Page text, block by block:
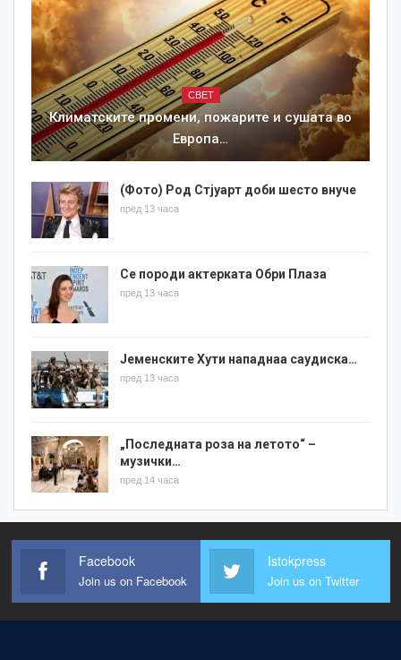
СВЕТ
Климатските промени, пожарите и сушата во
Европа…
(Фото) Род Стјуарт доби шесто внуче
пред 13 часа
Се породи актерката Обри Плаза
пред 13 часа
Јеменските Хути нападнаа саудиска…
пред 13 часа
„Последната роза на летото“ –
музички…
пред 14 часа
Facebook
Join us on Facebook
Istokpress
Join us on Twitter